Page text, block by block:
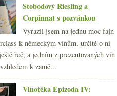
Tmavě rudá barva,
(270)
(108)
Stobodový Riesling a
Corpinnat s pozvánkou
Vyrazil jsem na jednu moc fajn
k německým vínům, určitě o ní
řeč, a jedním z prezentovaných vín
k zamě...
Vinotéka Epizoda IV: